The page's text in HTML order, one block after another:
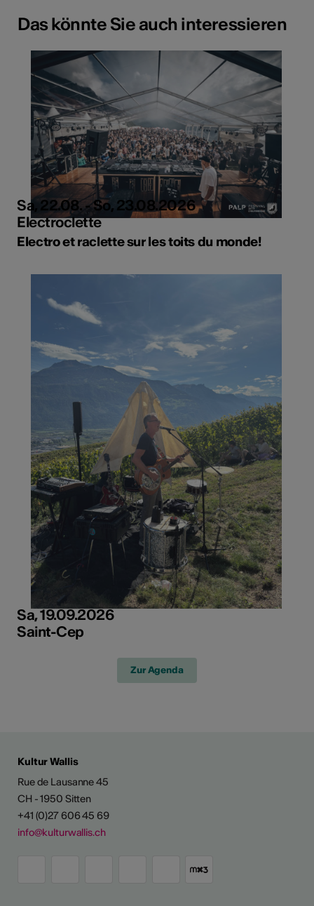
Das könnte Sie auch interessieren
Sa, 22.08. - So, 23.08.2026
Electroclette
Electro et raclette sur les toits du monde!
Sa, 19.09.2026
Saint-Cep
Zur Agenda
Kultur Wallis
Rue de Lausanne 45
CH - 1950 Sitten
+41 (0)27 606 45 69
info@kulturwallis.ch